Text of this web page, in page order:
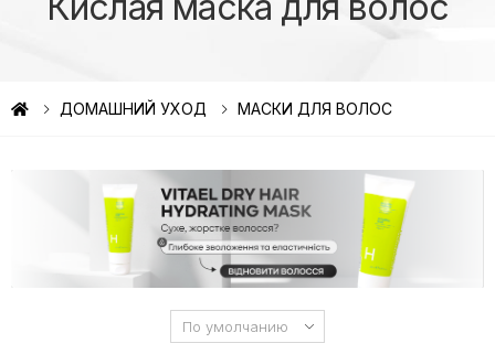
ДОМАШНИЙ УХОД МАСКИ ДЛЯ ВОЛОС